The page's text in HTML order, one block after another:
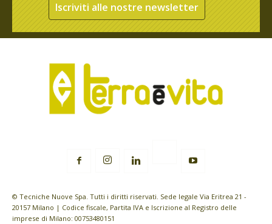
Iscriviti alle nostre newsletter
© Tecniche Nuove Spa. Tutti i diritti riservati. Sede legale Via Eritrea 21 -
20157 Milano | Codice fiscale, Partita IVA e Iscrizione al Registro delle
imprese di Milano: 00753480151